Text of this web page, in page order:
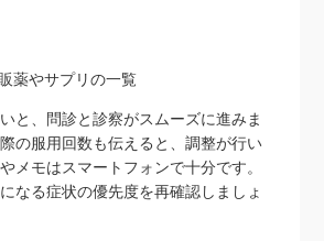
薬やサプリの一覧
と、問診と診察がスムーズに進みま
の服用回数も伝えると、調整が行い
メモはスマートフォンで十分です。
なる症状の優先度を再確認しましょ